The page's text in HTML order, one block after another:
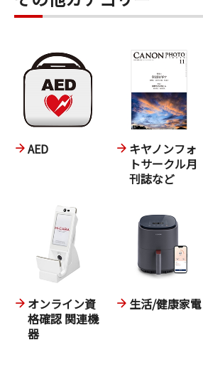
AED
キヤノンフォ
トサークル月
刊誌など
オンライン資
格確認 関連機
器
生活/健康家電